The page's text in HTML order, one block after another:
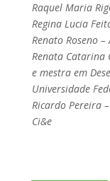
Raquel Maria
Regina Lucia
Renato Roseno
Renata Catarina
e mestra em
Universidade
Ricardo Pereira
Ci&e